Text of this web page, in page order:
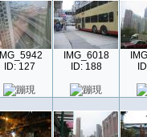
IMG_5942
ID: 127
IMG_6018
ID: 188